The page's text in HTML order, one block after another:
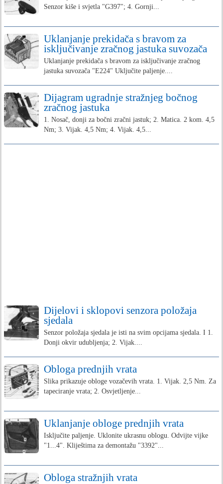
Senzor kiše i svjetla "G397"; 4. Gornji...
Uklanjanje prekidača s bravom za
isključivanje zračnog jastuka suvozača
Uklanjanje prekidača s bravom za isključivanje zračnog
jastuka suvozača "E224" Uključite paljenje....
Dijagram ugradnje stražnjeg bočnog
zračnog jastuka
1. Nosač, donji za bočni zračni jastuk; 2. Matica. 2 kom. 4,5
Nm; 3. Vijak. 4,5 Nm; 4. Vijak. 4,5...
Dijelovi i sklopovi senzora položaja
sjedala
Senzor položaja sjedala je isti na svim opcijama sjedala. I 1.
Donji okvir udubljenja; 2. Vijak....
Obloga prednjih vrata
Slika prikazuje obloge vozačevih vrata. 1. Vijak. 2,5 Nm. Za
tapeciranje vrata; 2. Osvjetljenje...
Uklanjanje obloge prednjih vrata
Isključite paljenje. Uklonite ukrasnu oblogu. Odvijte vijke
"1...4". Kliještima za demontažu "3392"...
Obloga stražnjih vrata